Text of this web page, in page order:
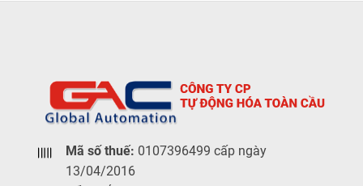
Mã số thuế: 0107396499 cấp ngày
13/04/2016